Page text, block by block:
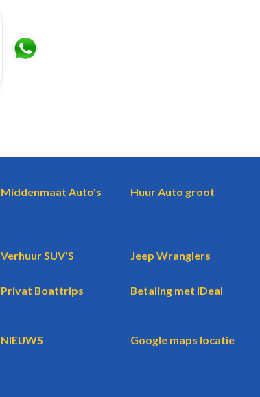
Middenmaat Auto's Huur Auto groot
Verhuur SUV'S Jeep Wranglers
Privat Boattrips Betaling met iDeal
NIEUWS Google maps locatie